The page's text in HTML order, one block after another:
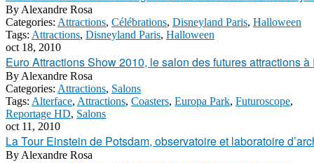
By Alexandre Rosa
Categories: Attractions, Célébrations, Disneyland Paris, Halloween
Tags: Attractions, Disneyland Paris, Halloween
oct 18, 2010
Euro Attractions Show 2010, le salon des futures attractions à
By Alexandre Rosa
Categories: Attractions, Salons
Tags: Alterface, Attractions, Coasters, Europa Park, Futuroscope,
Reportage HD, Salons
oct 11, 2010
La Tour Einstein de Potsdam, observatoire et laboratoire
By Alexandre Rosa